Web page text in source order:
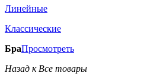
Линейные
Классические
БраПросмотреть
Назад к Все товары